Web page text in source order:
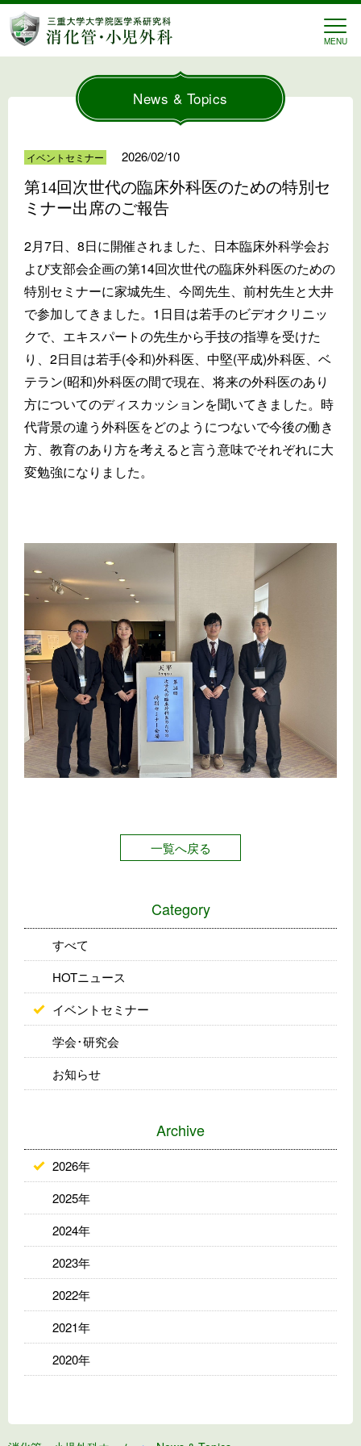
三重大学 消化管・小児外
MENU
News & Topics
イベントセミナー 2026/02/10
第14回次世代の臨床外科医のための特別セ
ミナー出席のご報告
2月7日、8日に開催されました、日本臨床外科学会お
よび支部会企画の第14回次世代の臨床外科医のための
特別セミナーに家城先生、今岡先生、 前村先生と大井
で参加してきました。 1日目は若手のビデオクリニッ
クで、 エキスパートの先生から手技の指導を受けた
り、2日目は若手(令和)外科医、中堅(平成)外科医、ベ
テラン(昭和)外科医の間で現在、 将来の外科医のあり
方についてのディスカッションを聞いてきました。時
代背景の違う外科医をどのようにつないで今後の働き
方、 教育のあり方を考えると言う意味でそれぞれに大
変勉強になりました。
一覧へ戻る
Category
すべて
HOTニュース
イベントセミナー
学会･研究会
お知らせ
Archive
2026年
2025年
2024年
2023年
2022年
2021年
2020年